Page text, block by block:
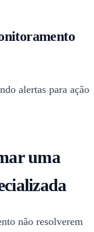
alertas para ação
uma
não resolverem